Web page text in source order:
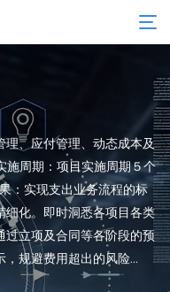
理、应付管理、动态成本及
施周期：项目实施周期５个
：实现支出业务流程的标
细化。即时洞悉各项目各类
过立项及合同等各阶段的预
规避费用超出的风险...